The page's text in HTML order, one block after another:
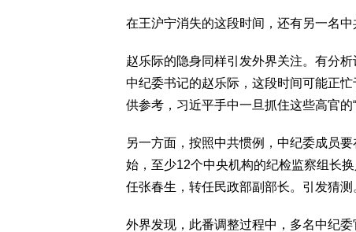
在王沪宁消失的这段时间，还有另一名
赵乐际的隐身同样引发外界关注。有分
中纪委书记的赵乐际，这段时间可能正
供参考，习近平手中一旦抓住这些高官的
另一方面，按照中共惯例，中纪委成员
始，至少12个中央机构的纪检监察组长
任张春生，转任民政部副部长。引发猜测
外界发现，此番调整过程中，多名中纪